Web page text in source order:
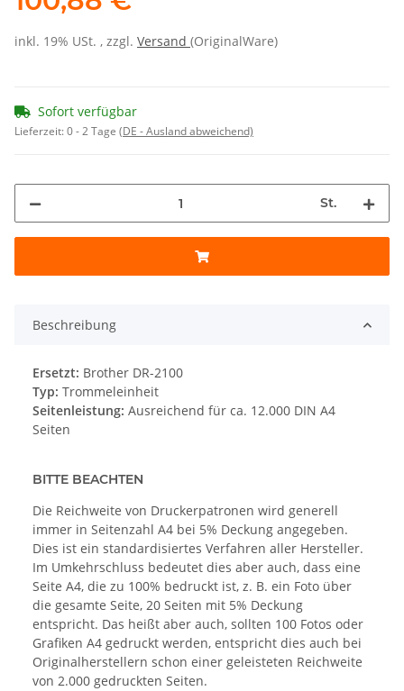
inkl. 19% USt. , zzgl. Versand (OriginalWare)
Sofort verfügbar
Lieferzeit:0 - 2 Tage (DE - Ausland abweichend)
St.
Beschreibung
Ersetzt: Brother DR-2100
Typ: Trommeleinheit
Seitenleistung: Ausreichend für ca. 12.000 DIN A4
Seiten
BITTE BEACHTEN
Die Reichweite von Druckerpatronen wird generell
immer in Seitenzahl A4 bei 5% Deckung angegeben.
Dies ist ein standardisiertes Verfahren aller Hersteller.
Im Umkehrschluss bedeutet dies aber auch, dass eine
Seite A4, die zu 100% bedruckt ist, z. B. ein Foto über
die gesamte Seite, 20 Seiten mit 5% Deckung
entspricht. Das heißt aber auch, sollten 100 Fotos oder
Grafiken A4 gedruckt werden, entspricht dies auch bei
Originalherstellern schon einer geleisteten Reichweite
von 2.000 gedruckten Seiten.